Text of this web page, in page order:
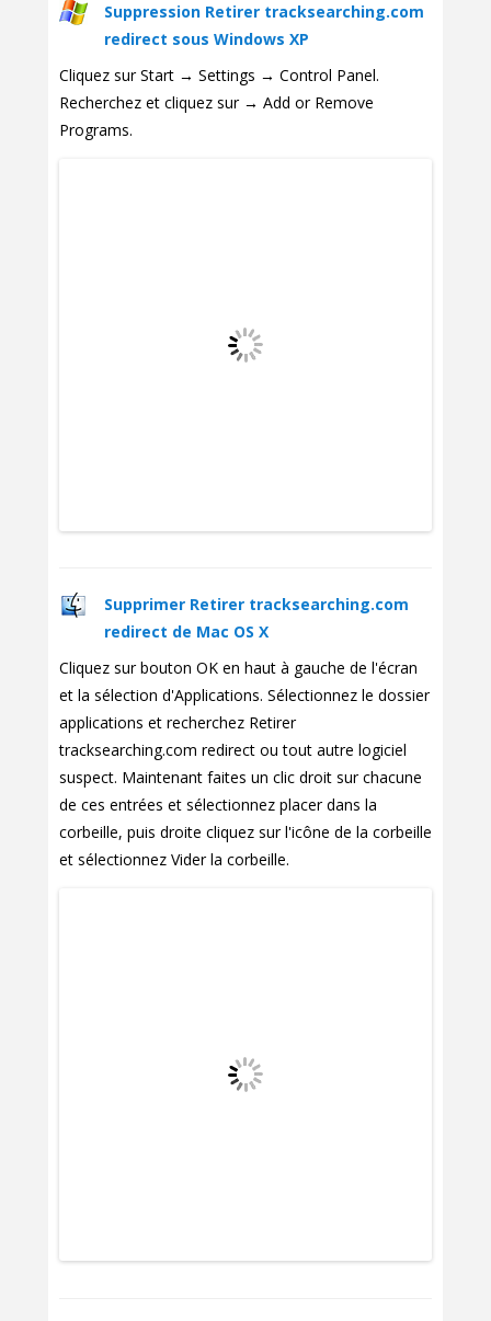
Suppression Retirer tracksearching.com
redirect sous Windows XP
Cliquez sur Start → Settings → Control Panel.
Recherchez et cliquez sur → Add or Remove
Programs.
Supprimer Retirer tracksearching.com
redirect de Mac OS X
Cliquez sur bouton OK en haut à gauche de l'écran
et la sélection d'Applications. Sélectionnez le dossier
applications et recherchez Retirer
tracksearching.com redirect ou tout autre logiciel
suspect. Maintenant faites un clic droit sur chacune
de ces entrées et sélectionnez placer dans la
corbeille, puis droite cliquez sur l'icône de la corbeille
et sélectionnez Vider la corbeille.